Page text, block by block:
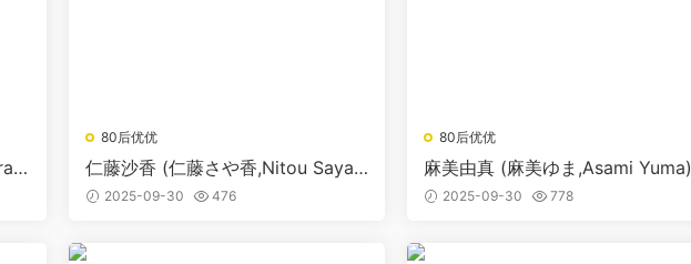
80后优优
仁藤沙香 (仁藤さや香,Nitou Sayak
a) 2025-09-30 476
80后优优
麻美由真 (麻美ゆま,Asami Yuma)
2025-09-30 778